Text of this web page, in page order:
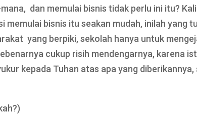
dan memulai bisnis tidak perlu ini itu?
memulai bisnis itu seakan mudah, inilah yang
yang berpiki, sekolah hanya untuk
cukup risih mendengarnya, karena
kepada Tuhan atas apa yang diberikannya,